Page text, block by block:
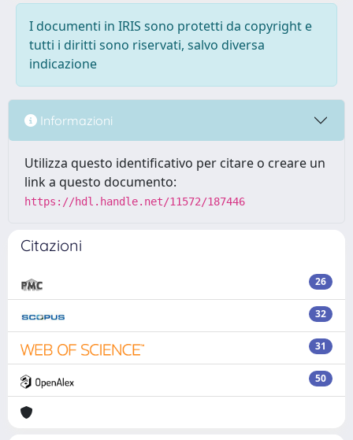
I documenti in IRIS sono protetti da copyright e
tutti i diritti sono riservati, salvo diversa
indicazione
Informazioni
Utilizza questo identificativo per citare o creare un
link a questo documento:
https://hdl.handle.net/11572/187446
Citazioni
26
32
31
50